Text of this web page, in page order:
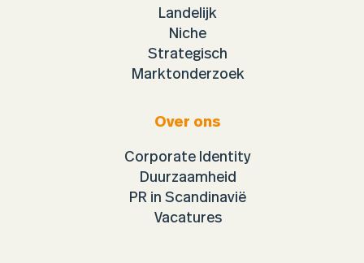
Landelijk
Niche
Strategisch
Marktonderzoek
Over ons
Corporate Identity
Duurzaamheid
PR in Scandinavië
Vacatures